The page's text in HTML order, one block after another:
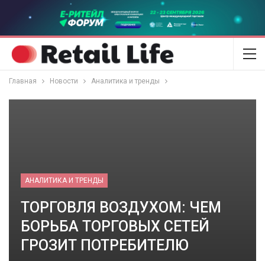
Главная Новости Аналитика и тренды
АНАЛИТИКА И ТРЕНДЫ
ТОРГОВЛЯ ВОЗДУХОМ: ЧЕМ
БОРЬБА ТОРГОВЫХ СЕТЕЙ
ГРОЗИТ ПОТРЕБИТЕЛЮ